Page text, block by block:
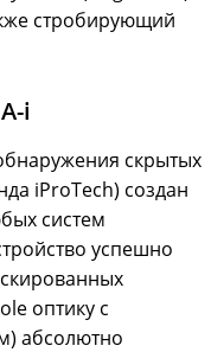
стробирующий
i
скрытых
iProTech) создан
систем
успешно
оптику с
абсолютно